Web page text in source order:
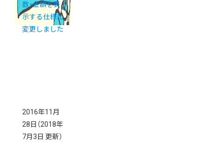
数・金額を表
示する仕様に
変更しました
2016年11月
28日 （2018年
7月3日 更新）